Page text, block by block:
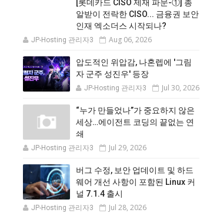
[롯데카드 CISO 제재 파문-①] 총
알받이 전락한 CISO... 금융권 보안
인재 엑소더스 시작되나?
JP-Hosting 관리자3 Aug 06, 2026
압도적인 위압감, 나혼렙에 '그림
자 군주 성진우' 등장
JP-Hosting 관리자3 Jul 30, 2026
“누가 만들었나”가 중요하지 않은
세상…에이전트 코딩의 끝없는 연
쇄
JP-Hosting 관리자3 Jul 29, 2026
버그 수정, 보안 업데이트 및 하드
웨어 개선 사항이 포함된 Linux 커
널 7.1.4 출시
JP-Hosting 관리자3 Jul 28, 2026